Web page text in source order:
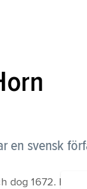
en svensk
dog 1672. Hon